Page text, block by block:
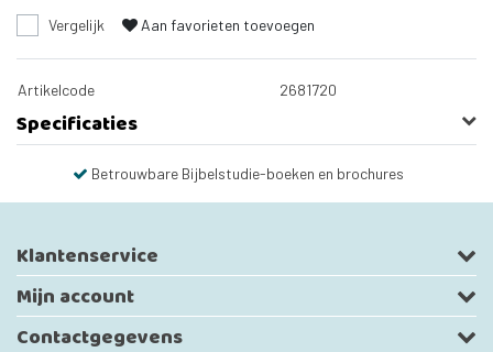
Vergelijk Aan favorieten toevoegen
Artikelcode 2681720
Specificaties
Betrouwbare Bijbelstudie-boeken en brochures
Klantenservice
Mijn account
Contactgegevens